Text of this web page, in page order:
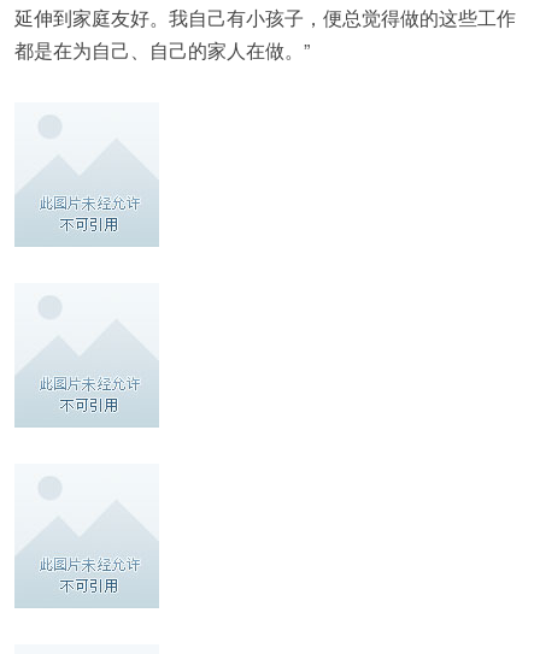
延伸到家庭友好。我自己有小孩子，便总觉得做的这些工作
都是在为自己、自己的家人在做。”